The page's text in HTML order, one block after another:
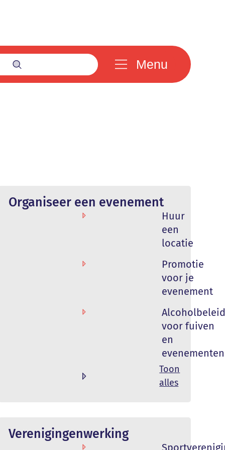
Zoek tonen / verbergen
Menu
en
Organiseer een evenement
Huur
een
locatie
Promotie
voor je
evenement
voor fuiven
en
evenementen
Toon
alles
Verenigingenwerking